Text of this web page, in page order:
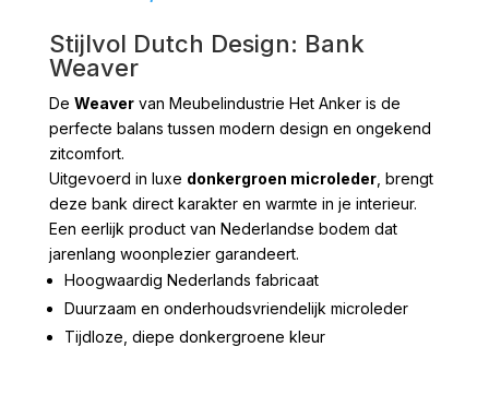
Stijlvol Dutch Design: Bank
Weaver
De Weavervan Meubelindustrie Het Anker is de
perfecte balans tussen modern design en ongekend
zitcomfort.
Uitgevoerd in luxe donkergroen microleder, brengt
deze bank direct karakter en warmte in je interieur.
Een eerlijk product van Nederlandse bodem dat
jarenlang woonplezier garandeert.
Hoogwaardig Nederlands fabricaat
Duurzaam en onderhoudsvriendelijk microleder
Tijdloze, diepe donkergroene kleur